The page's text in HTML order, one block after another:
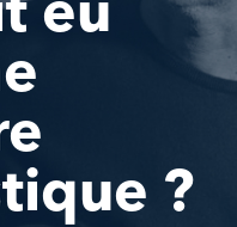
eu
?